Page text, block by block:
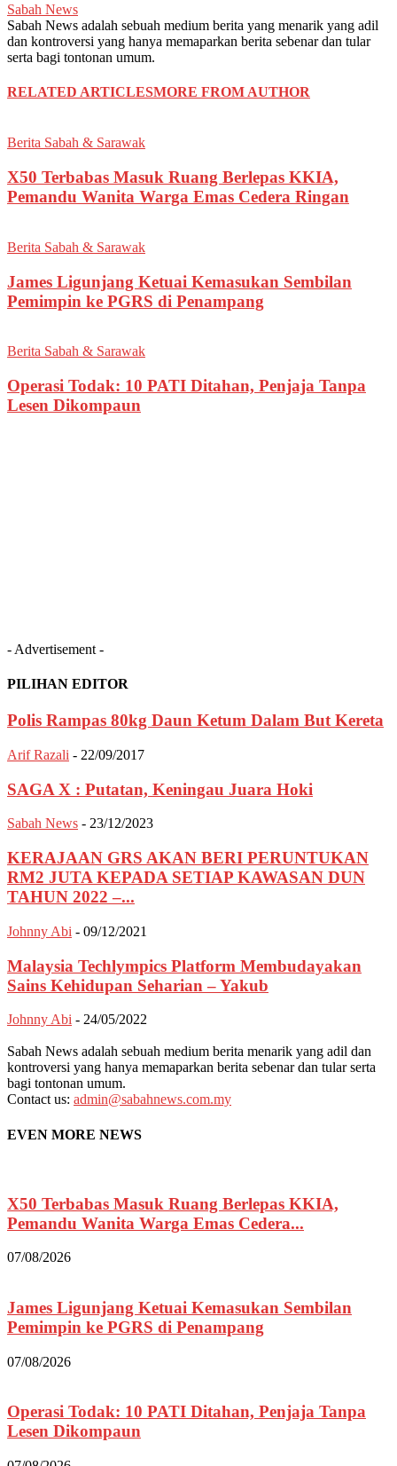
Sabah News
Sabah News adalah sebuah medium berita yang menarik yang adil
dan kontroversi yang hanya memaparkan berita sebenar dan tular
serta bagi tontonan umum.
RELATED ARTICLESMORE FROM AUTHOR
Berita Sabah & Sarawak
X50 Terbabas Masuk Ruang Berlepas KKIA,
Pemandu Wanita Warga Emas Cedera Ringan
Berita Sabah & Sarawak
James Ligunjang Ketuai Kemasukan Sembilan
Pemimpin ke PGRS di Penampang
Berita Sabah & Sarawak
Operasi Todak: 10 PATI Ditahan, Penjaja Tanpa
Lesen Dikompaun
- Advertisement -
PILIHAN EDITOR
Polis Rampas 80kg Daun Ketum Dalam But Kereta
Arif Razali - 22/09/2017
SAGA X : Putatan, Keningau Juara Hoki
Sabah News - 23/12/2023
KERAJAAN GRS AKAN BERI PERUNTUKAN
RM2 JUTA KEPADA SETIAP KAWASAN DUN
TAHUN 2022 –...
Johnny Abi - 09/12/2021
Malaysia Techlympics Platform Membudayakan
Sains Kehidupan Seharian – Yakub
Johnny Abi - 24/05/2022
Sabah News adalah sebuah medium berita menarik yang adil dan
kontroversi yang hanya memaparkan berita sebenar dan tular serta
bagi tontonan umum.
Contact us: admin@sabahnews.com.my
EVEN MORE NEWS
X50 Terbabas Masuk Ruang Berlepas KKIA,
Pemandu Wanita Warga Emas Cedera...
07/08/2026
James Ligunjang Ketuai Kemasukan Sembilan
Pemimpin ke PGRS di Penampang
07/08/2026
Operasi Todak: 10 PATI Ditahan, Penjaja Tanpa
Lesen Dikompaun